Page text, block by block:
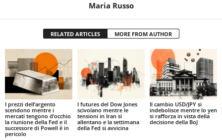
Maria Russo
RELATED ARTICLES MORE FROM AUTHOR
I prezzi dell’argento
scendono mentre i
mercati tengono d’occhio
la riunione della Fed e il
successore di Powell è in
pericolo
I futures del Dow Jones
scivolano mentre le
tensioni in Iran si
allentano e la settimana
della Fed si avvicina
Il cambio USD/JPY si
indebolisce mentre lo yen
si rafforza in vista della
decisione della BoJ